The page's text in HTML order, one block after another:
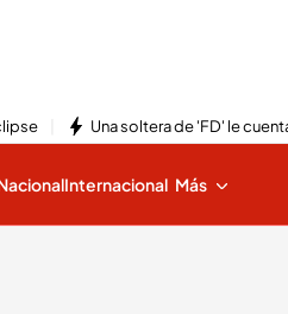
Una soltera de 'FD' le
Internacional Más